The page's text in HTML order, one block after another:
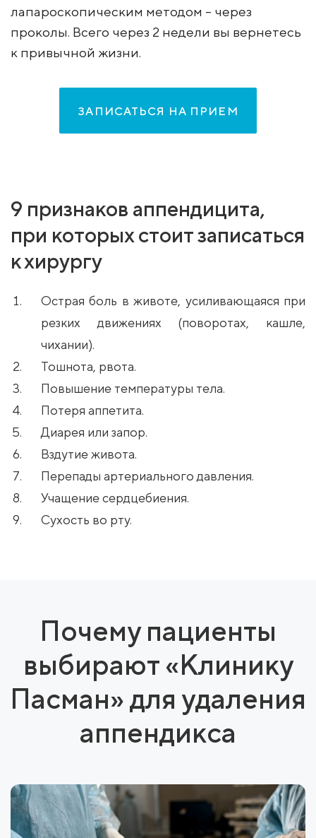
лапароскопическим методом – через
проколы. Всего через 2 недели вы вернетесь
к привычной жизни.
ЗАПИСАТЬСЯ НА ПРИЕМ
9 признаков аппендицита,
при которых стоит записаться
к хирургу
Острая боль в животе, усиливающаяся при
резких движениях (поворотах, кашле,
чихании).
Тошнота, рвота.
Повышение температуры тела.
Потеря аппетита.
Диарея или запор.
Вздутие живота.
Перепады артериального давления.
Учащение сердцебиения.
Сухость во рту.
Почему пациенты
выбирают «Клинику
Пасман» для удаления
аппендикса